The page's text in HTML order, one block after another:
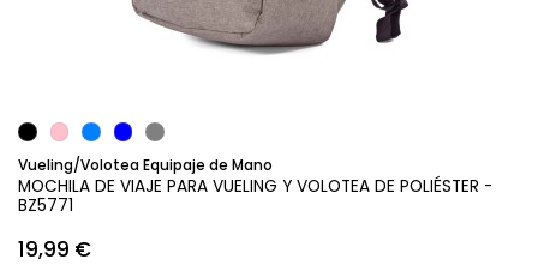
Vueling/Volotea Equipaje de Mano
MOCHILA DE VIAJE PARA VUELING Y VOLOTEA DE POLIÉSTER -
BZ5771
19,99 €
Añadir al carrito